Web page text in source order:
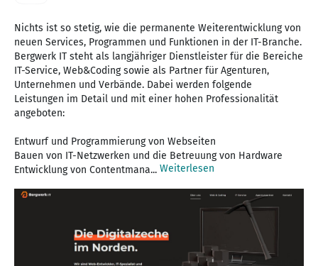
Nichts ist so stetig, wie die permanente Weiterentwicklung von
neuen Services, Programmen und Funktionen in der IT-Branche.
Bergwerk IT steht als langjähriger Dienstleister für die Bereiche
IT-Service, Web&Coding sowie als Partner für Agenturen,
Unternehmen und Verbände. Dabei werden folgende
Leistungen im Detail und mit einer hohen Professionalität
angeboten:
Entwurf und Programmierung von Webseiten
Bauen von IT-Netzwerken und die Betreuung von Hardware
Entwicklung von Contentmana... Weiterlesen